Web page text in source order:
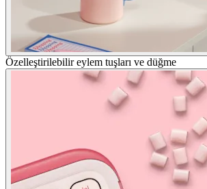
Özelleştirilebilir eylem tuşları ve düğme